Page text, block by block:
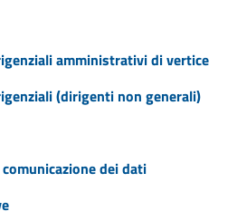
amministrativi di vertice
(dirigenti non generali)
dei dati